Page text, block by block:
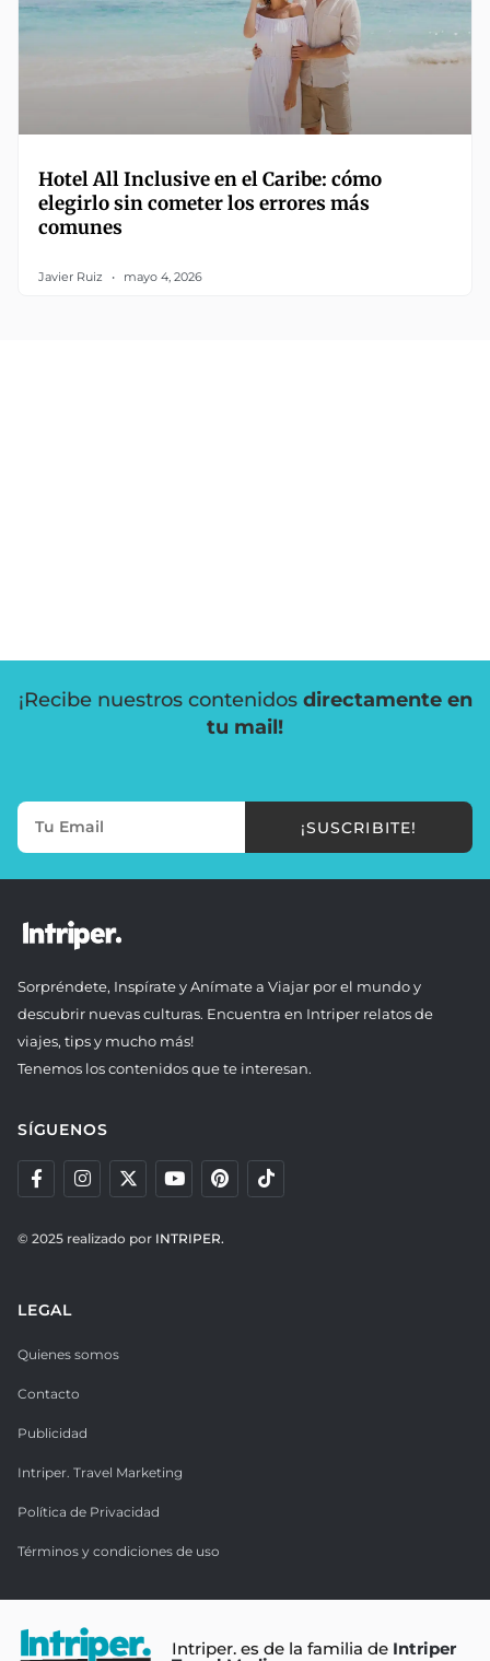
Hotel All Inclusive en el Caribe: cómo
elegirlo sin cometer los errores más
comunes
Javier Ruiz mayo 4, 2026
¡Recibe nuestros contenidos directamente en
tu mail!
¡SUSCRIBITE!
Sorpréndete, Inspírate y Anímate a Viajar por el mundo y
descubrir nuevas culturas. Encuentra en Intriper relatos de
viajes, tips y mucho más!
Tenemos los contenidos que te interesan.
SÍGUENOS
© 2025 realizado por INTRIPER.
LEGAL
Quienes somos
Contacto
Publicidad
Intriper. Travel Marketing
Política de Privacidad
Términos y condiciones de uso
Intriper. es de la familia de Intriper